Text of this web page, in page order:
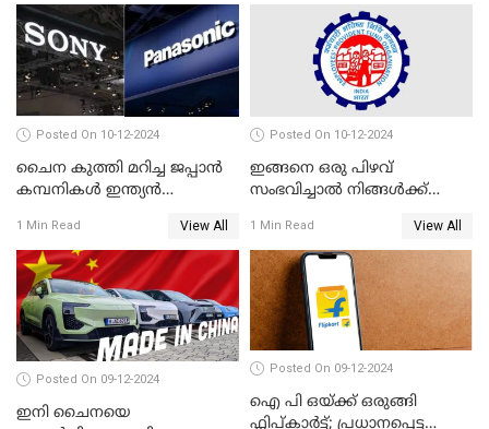
Posted On 10-12-2024
ചൈന കുത്തി മറിച്ച ജപ്പാൻ
കമ്പനികൾ ഇന്ത്യൻ
വീണ്ടും മുന്നിൽ
1 Min Read View All
Posted On 10-12-2024
ഇങ്ങനെ ഒരു പിഴവ്
സംഭവിച്ചാൽ നിങ്ങൾക്ക്
1 Min Read View All
Posted On 09-12-2024
ഇനി ചൈനയെ
Posted On 09-12-2024
ഐ പി ഒയ്ക്ക് ഒരുങ്ങി
ഫ്ലിപ്കാർട്ട്; പ്രധാനപ്പെട്ട